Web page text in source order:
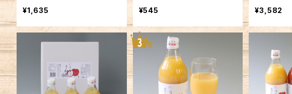
¥1,635
¥545
¥3,582